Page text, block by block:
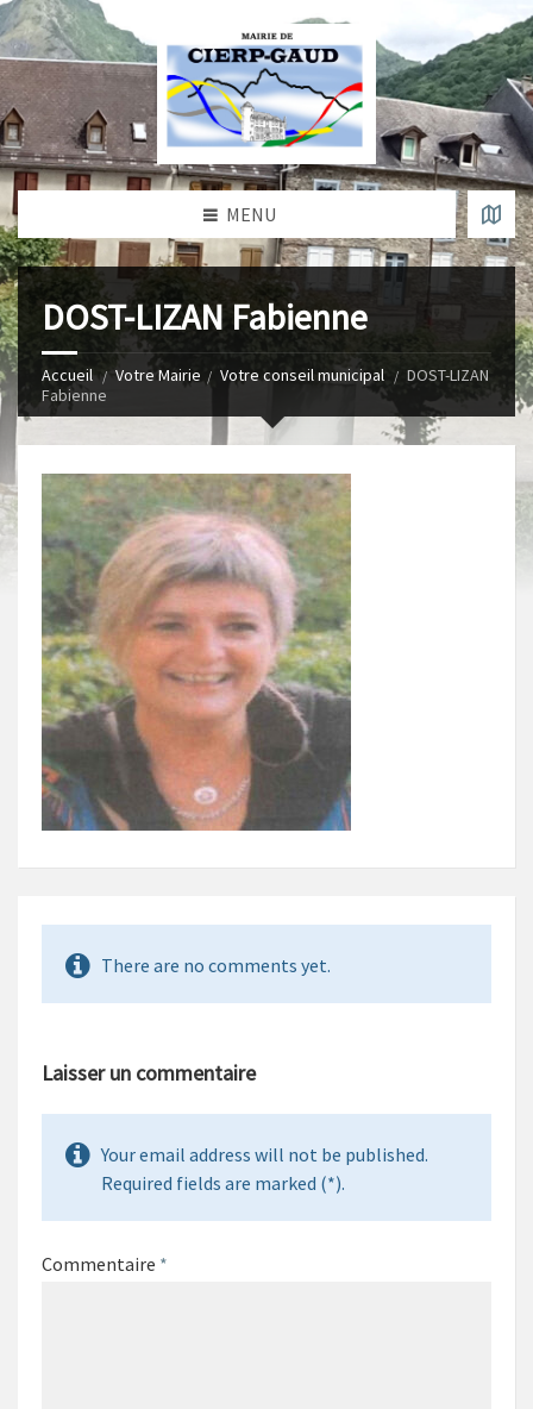
MENU
DOST-LIZAN Fabienne
Accueil Votre Mairie Votre conseil municipal
DOST-LIZAN
Fabienne
There are no comments yet.
Laisser un commentaire
Your email address will not be published.
Required fields are marked (*).
Commentaire *